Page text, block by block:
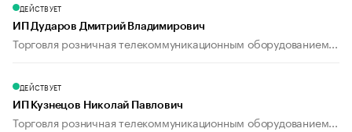
ДЕЙСТВУЕТ
ИП Дударов Дмитрий Владимирович
Торговля розничная телекоммуникационным оборудованием...
ДЕЙСТВУЕТ
ИП Кузнецов Николай Павлович
Торговля розничная телекоммуникационным оборудованием...